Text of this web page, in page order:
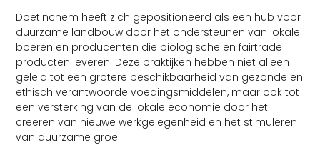
Doetinchem heeft zich gepositioneerd als een hub voor
duurzame landbouw door het ondersteunen van lokale
boeren en producenten die biologische en fairtrade
producten leveren. Deze praktijken hebben niet alleen
geleid tot een grotere beschikbaarheid van gezonde en
ethisch verantwoorde voedingsmiddelen, maar ook tot
een versterking van de lokale economie door het
creëren van nieuwe werkgelegenheid en het stimuleren
van duurzame groei.